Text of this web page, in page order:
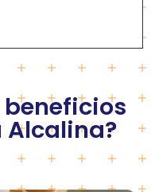
beneficios
Alcalina?